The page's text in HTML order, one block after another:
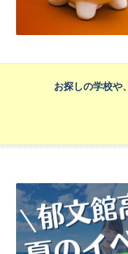
お探しの学校や